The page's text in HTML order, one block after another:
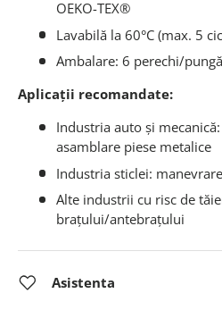
OEKO-TEX®
Lavabilă la 60°C (max. 5
Ambalare: 6 perechi/
Aplicații recomandate:
Industria auto şi
asamblare piese metalice
Industria sticlei:
Alte industrii cu risc de
brațului/antebrațului
Asistenta